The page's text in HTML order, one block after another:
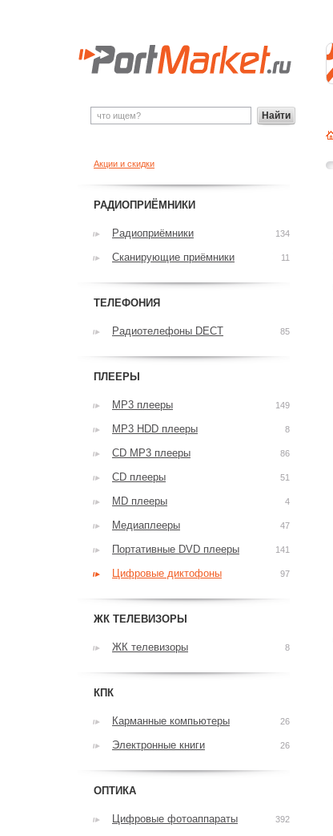
Акции и скидки
РАДИОПРИЁМНИКИ
Радиоприёмники 134
Сканирующие приёмники 11
ТЕЛЕФОНИЯ
Радиотелефоны DECT 85
ПЛЕЕРЫ
MP3 плееры 149
MP3 HDD плееры 8
CD MP3 плееры 86
CD плееры 51
MD плееры 4
Медиаплееры 47
Портативные DVD плееры 141
Цифровые диктофоны 97
ЖК ТЕЛЕВИЗОРЫ
ЖК телевизоры 8
КПК
Карманные компьютеры 26
Электронные книги 26
ОПТИКА
Цифровые фотоаппараты 392
Найти